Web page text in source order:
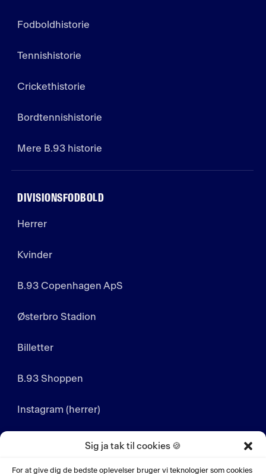
Sig ja tak til cookies 🍪
For at give dig de bedste oplevelser bruger vi teknologier som cookies
Fodboldhistorie
Tennishistorie
Crickethistorie
Bordtennishistorie
Mere B.93 historie
DIVISIONSFODBOLD
Herrer
Kvinder
B.93 Copenhagen ApS
Østerbro Stadion
Billetter
B.93 Shoppen
Instagram (herrer)
Instagram (kvinder)
LinkedIn